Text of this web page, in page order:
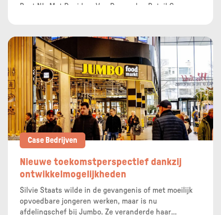
Post NL. Met David en Van Doormalen Retail Groep
gebruik gemaakt van de TMA methodiek. Hoe ervaren
jullie deze methode?
Nieuwe toekomstperspectief dankzij
ontwikkelmogelijkheden
Silvie Staats wilde in de gevangenis of met moeilijk
opvoedbare jongeren werken, maar is nu
afdelingschef bij Jumbo. Ze veranderde haar
Case Bedrijven